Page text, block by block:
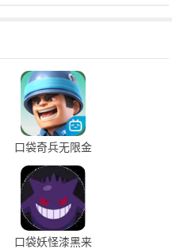
口袋奇兵无限金
币无限钻石版
口袋妖怪漆黑来